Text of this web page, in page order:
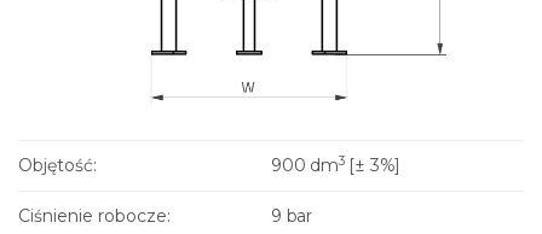
Objętość: 900 dm3[± 3%]
Ciśnienie robocze: 9 bar